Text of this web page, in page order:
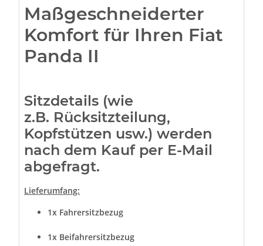
Maßgeschneiderter
Komfort für Ihren Fiat
Panda II
Sitzdetails (wie
z.B. Rücksitzteilung,
Kopfstützen usw.) werden
nach dem Kauf per E-Mail
abgefragt.
Lieferumfang:
1x Fahrersitzbezug
1x Beifahrersitzbezug